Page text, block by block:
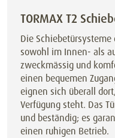
TORMAX T2
Die Schiebetürsysteme
sowohl im Innen- als
zweckmässig und
einen bequemen
eignen sich überall
Verfügung steht. Das
und beständig; es
einen ruhigen Betrieb.